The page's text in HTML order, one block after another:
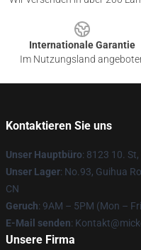
Internationale Garantie
Im Nutzungsland
Kontaktieren Sie uns
Unser Hauptbüro: 8123 10.
Unser Lager: No.93, Guihua
CN
Geruch: 9AM – 5PM (Mon –
E-Mail senden:
Unsere Firma